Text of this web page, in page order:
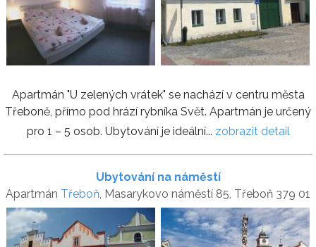
Apartmán "U zelených vrátek" se nachází v centru města
Třeboně, přímo pod hrází rybníka Svět. Apartmán je určený
pro 1 – 5 osob. Ubytování je ideální... zobrazit detail
Ubytování na náměstí
Apartmán Třeboň , Masarykovo náměstí 85, Třeboň 379 01